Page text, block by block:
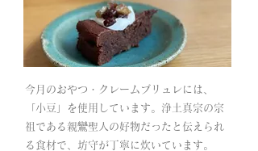
今月のおやつ・クレームブリュレには、
「小豆」を使用しています。浄土真宗の宗
祖である親鸞聖人の好物だったと伝えられ
る食材で、坊守が丁寧に炊いています。